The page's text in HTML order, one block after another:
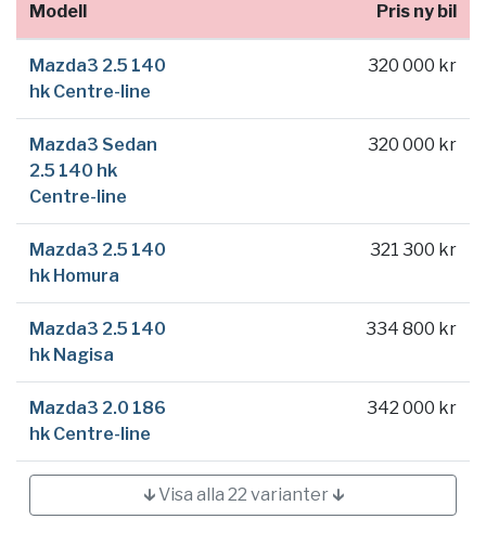
Modell
Pris ny bil
Mazda3 2.5 140
hk Centre-line
320 000 kr
Mazda3 Sedan
2.5 140 hk
Centre-line
320 000 kr
Mazda3 2.5 140
hk Homura
321 300 kr
Mazda3 2.5 140
hk Nagisa
334 800 kr
Mazda3 2.0 186
hk Centre-line
342 000 kr
🡳 Visa alla 22 varianter 🡳